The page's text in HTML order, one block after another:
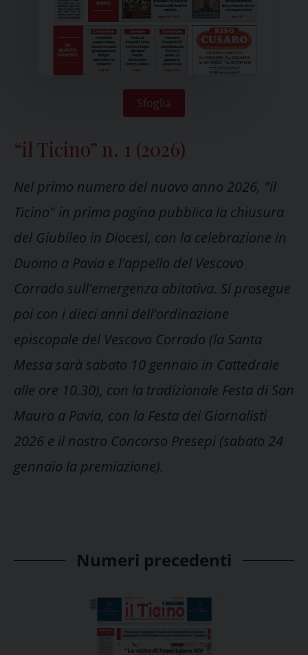
Sfoglia
“il Ticino” n. 1 (2026)
Nel primo numero del nuovo anno 2026, "il
Ticino" in prima pagina pubblica la chiusura
del Giubileo in Diocesi, con la celebrazione in
Duomo a Pavia e l'appello del Vescovo
Corrado sull'emergenza abitativa. Si prosegue
poi con i dieci anni dell'ordinazione
episcopale del Vescovo Corrado (la Santa
Messa sarà sabato 10 gennaio in Cattedrale
alle ore 10.30), con la tradizionale Festa di San
Mauro a Pavia, con la Festa dei Giornalisti
2026 e il nostro Concorso Presepi (sabato 24
gennaio la premiazione).
Numeri precedenti